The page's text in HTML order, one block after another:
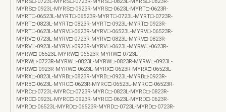
MYRS□-0923L-MYRS□-0923R-MYRS□-0623L-MYRT□-0623R-
MYRT□-06523L-MYRT□-06523R-MYRT□-0723L-MYRT□-0723R-
MYRT□-0823L-MYRT□-0823R-MYRT□-0923L-MYRT□-0923R-
MYRT□-0623L-MYRV□-0623R-MYRV□-06523L-MYRV□-06523R-
MYRV□-0723L-MYRV□-0723R-MYRV□-0823L-MYRV□-0823R-
MYRV□-0923L-MYRV□-0923R-MYRV□-0623L-MYRW□-0623R-
MYRW□-06523L-MYRW□-06523R-MYRW□-0723L-
MYRW□-0723R-MYRW□-0823L-MYRW□-0823R-MYRW□-0923L-
MYRW□-0923R-MYRW□-0623L-MYRX□-0623R-MYRX□-06523L-
MYRX□-0823L-MYRB□-0823R-MYRB□-0923L-MYRB□-0923R-
MYRB□-0623L-MYRC□-0623R-MYRC□-06523L-MYRC□-06523R-
MYRC□-0723L-MYRC□-0723R-MYRC□-0823L-MYRC□-0823R-
MYRC□-0923L-MYRC□-0923R-MYRC□-0623L-MYRD□-0623R-
MYRD□-06523L-MYRD□-06523R-MYRD□-0723L-MYRD□-0723R-